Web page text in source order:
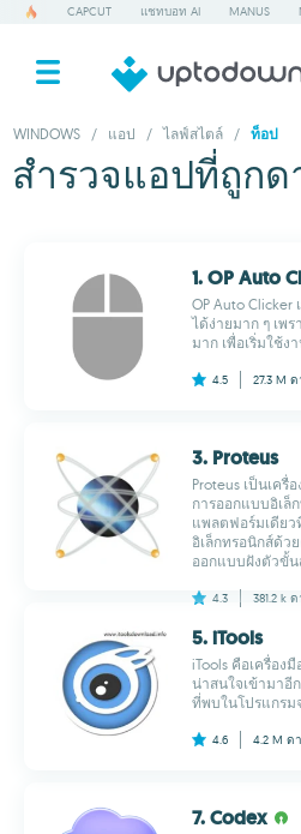
CAPCUT แชทบอท AI MANUS
WINDOWS / แอป / ไลฟ์สไตล์ / ท็อป
สำรวจแอปที่ถูก
1. OP Auto
OP Auto
ได้ง่ายมาก ๆ เพ
มาก เพื่อเริ่มใช้ง
4.5 27.3 M ด
3. Proteus
Proteus เป็นเค
การออกแบบอิเล็
แพลตฟอร์มเดียว
อิเล็กทรอนิกส์ด้ว
ออกแบบฝังตัวขั้น
4.3 381.2 k ด
5. iTools
iTools คือเครื่อง
น่าสนใจเข้ามาอี
ที่พบในโปรแกรม
4.6 4.2 M ด
7. Codex